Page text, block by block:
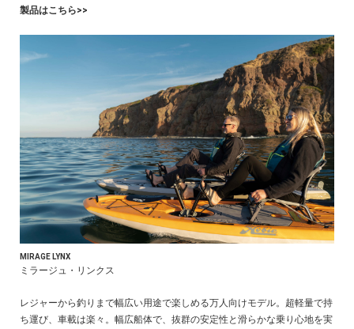
製品はこちら>>
MIRAGE LYNX
ミラージュ・リンクス
レジャーから釣りまで幅広い用途で楽しめる万人向けモデル。超軽量で持
ち運び、車載は楽々。幅広船体で、抜群の安定性と滑らかな乗り心地を実